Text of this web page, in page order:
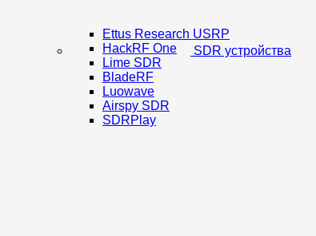
SDR устройства
Ettus Research USRP
HackRF One
Lime SDR
BladeRF
Luowave
Airspy SDR
SDRPlay